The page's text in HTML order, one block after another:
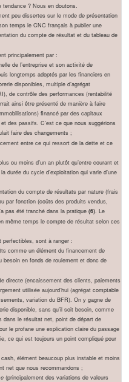
? Nous en doutons.
peu dissertes sur le mode de présentation
temps le CNC français à publier une
du compte de résultat et du tableau de
principalement par :
de l’entreprise et son activité de
longtemps adoptés par les financiers en
disponibles, multiple d’agrégat
de contrôle des performances (rentabilité
ainsi être présenté de manière à faire
financé par des capitaux
des passifs. C’est ce que nous suggérions
faire des changements ;
entre ce qui ressort de la dette et ce
ou moins d’un an plutôt qu’entre courant et
durée du cycle d’exploitation qui varie d’une
du compte de résultats par nature (frais
par fonction (coûts des produits vendus,
pas été tranché dans la pratique (6) . Le
même temps le compte de résultat selon ces
sont à ranger :
comme un élément du financement de
besoin en fonds de roulement et donc de
directe (encaissement des clients, paiements
utilisée aujourd’hui (agrégat comptable
variation du BFR). On y gagne de
disponible, sans qu’il soit besoin, comme
dans le résultat net, point de départ de
le profane une explication claire du passage
ce qui est toujours un point compliqué pour
élément beaucoup plus instable et moins
net que nous recommandons ;
(principalement des variations de valeurs